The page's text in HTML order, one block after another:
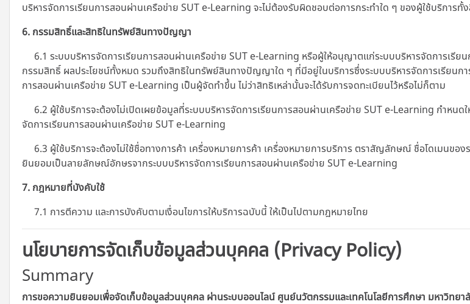
บริหารจัดการเรียนการสอนผ่านเครือข่าย SUT e-Learning จะไม่ต้องรับผิดชอบต่อการกระทำใด ๆ ของผู้ใช้บริการทั้
6. กรรมสิทธิ์และสิทธิในทรัพย์สินทางปัญญา
6.1 ระบบบริหารจัดการเรียนการสอนผ่านเครือข่าย SUT e-Learning หรือผู้ให้อนุญาตแก่ระบบบริหารจัดการเรี
กรรมสิทธิ์ ผลประโยชน์ทั้งหมด รวมถึงสิทธิในทรัพย์สินทางปัญญาใด ๆ ที่มีอยู่ในบริการซึ่งระบบบริหารจัดการเรียนก
การสอนผ่านเครือข่าย SUT e-Learning เป็นผู้จัดทำขึ้น ไม่ว่าสิทธิเหล่านั้นจะได้รับการจดทะเบียนไว้หรือไม่ก็ตาม
6.2 ผู้ใช้บริการจะต้องไม่เปิดเผยข้อมูลที่ระบบบริหารจัดการเรียนการสอนผ่านเครือข่าย SUT e-Learning กำหน
จัดการเรียนการสอนผ่านเครือข่าย SUT e-Learning
6.3 ผู้ใช้บริการจะต้องไม่ใช้ชื่อทางการค้า เครื่องหมายการค้า เครื่องหมายการบริการ ตราสัญลักษณ์ ชื่อโดเมนขอ
ยินยอมเป็นลายลักษณ์อักษรจากระบบบริหารจัดการเรียนการสอนผ่านเครือข่าย SUT e-Learning
7. กฎหมายที่บังคับใช้
7.1 การตีความ และการบังคับตามเงื่อนไขการให้บริการฉบับนี้ ให้เป็นไปตามกฎหมายไทย
นโยบายการจัดเก็บข้อมูลส่วนบุคคล (Privacy Policy)
Summary
การขอความยินยอมเพื่อจัดเก็บข้อมูลส่วนบุคคล ผ่านระบบออนไลน์ศูนย์นวัตกรรมและเทคโนโลยีการศึกษา มหาวิทยา